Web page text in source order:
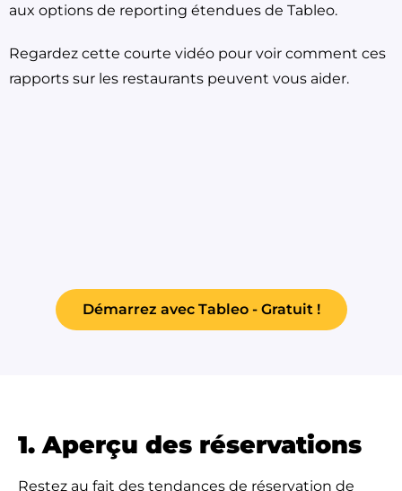
aux options de reporting étendues de Tableo.
Regardez cette courte vidéo pour voir comment ces
rapports sur les restaurants peuvent vous aider.
Démarrez avec Tableo - Gratuit !
1. Aperçu des réservations
Restez au fait des tendances de réservation de